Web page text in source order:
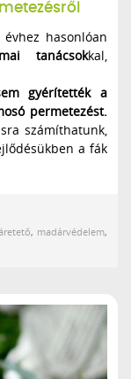
hasonlóan
tanácsokkal,
gyérítették a
permetezést.
számíthatunk,
a fák
, madárvédelem,